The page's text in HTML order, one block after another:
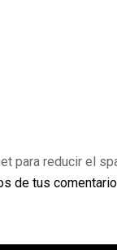
para reducir el
de tus